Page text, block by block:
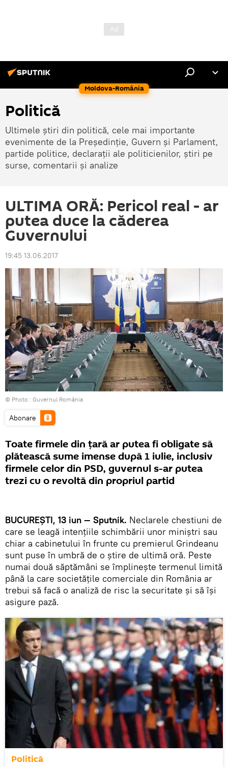
Moldova-România
Politică
Ultimele știri din politică, cele mai importante
evenimente de la Președinție, Guvern și Parlament,
partide politice, declarații ale politicienilor, știri pe
surse, comentarii și analize
ULTIMA ORĂ: Pericol real - ar
putea duce la căderea
Guvernului
19:45 13.06.2017
© Photo : Guvernul România
Abonare
Toate firmele din țară ar putea fi obligate să
plătească sume imense după 1 iulie, inclusiv
firmele celor din PSD, guvernul s-ar putea
trezi cu o revoltă din propriul partid
BUCUREȘTI, 13 iun — Sputnik. Neclarele chestiuni de
care se leagă intențiile schimbării unor miniștri sau
chiar a cabinetului în frunte cu premierul Grindeanu
sunt puse în umbră de o știre de ultimă oră. Peste
numai două săptămâni se împlinește termenul limită
până la care societățile comerciale din România ar
trebui să facă o analiză de risc la securitate și să își
asigure pază.
Politică